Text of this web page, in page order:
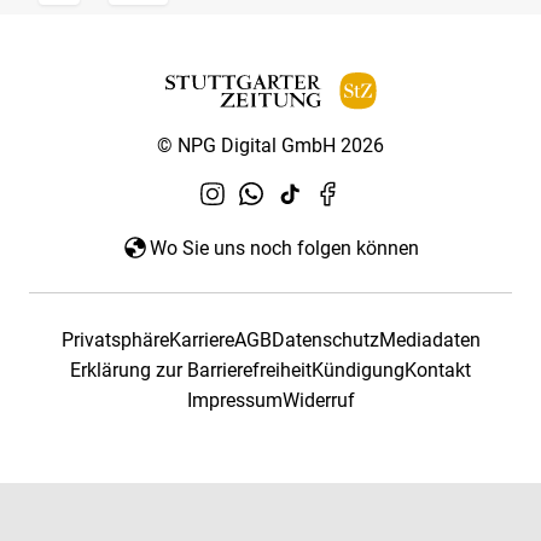
© NPG Digital GmbH 2026
Wo Sie uns noch folgen können
PrivatsphäreKarriereAGBDatenschutzMediadaten
Erklärung zur BarrierefreiheitKündigungKontakt
ImpressumWiderruf